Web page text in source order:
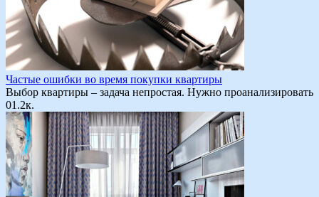
Частые ошибки во время покупки квартиры
Выбор квартиры – задача непростая. Нужно проанализировать
01.2к.